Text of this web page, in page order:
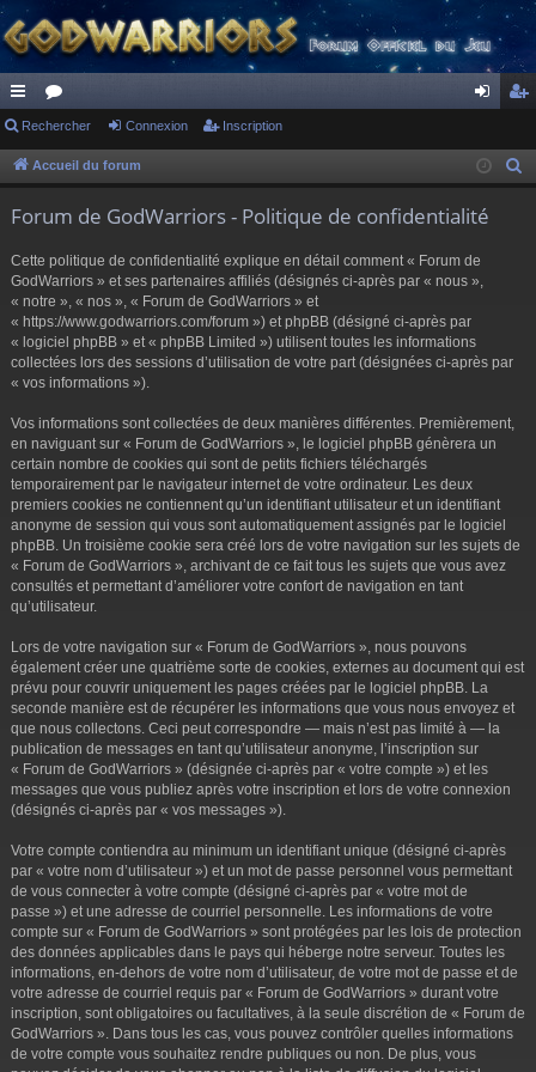
ac
co
s
or
u ne cri
Rechercher Connexion Inscription
Accueil du forum
Forum de GodWarriors - Politique de confidentialité
Cette politique de confidentialité explique en détail comment « Forum de
GodWarriors » et ses partenaires affiliés (désignés ci-après par « nous »,
« notre », « nos », « Forum de GodWarriors » et
« https://www.godwarriors.com/forum ») et phpBB (désigné ci-après par
« logiciel phpBB » et « phpBB Limited ») utilisent toutes les informations
collectées lors des sessions d’utilisation de votre part (désignées ci-après par
« vos informations »).
Vos informations sont collectées de deux manières différentes. Premièrement,
en naviguant sur « Forum de GodWarriors », le logiciel phpBB génèrera un
certain nombre de cookies qui sont de petits fichiers téléchargés
temporairement par le navigateur internet de votre ordinateur. Les deux
premiers cookies ne contiennent qu’un identifiant utilisateur et un identifiant
anonyme de session qui vous sont automatiquement assignés par le logiciel
phpBB. Un troisième cookie sera créé lors de votre navigation sur les sujets de
« Forum de GodWarriors », archivant de ce fait tous les sujets que vous avez
consultés et permettant d’améliorer votre confort de navigation en tant
qu’utilisateur.
Lors de votre navigation sur « Forum de GodWarriors », nous pouvons
également créer une quatrième sorte de cookies, externes au document qui est
prévu pour couvrir uniquement les pages créées par le logiciel phpBB. La
seconde manière est de récupérer les informations que vous nous envoyez et
que nous collectons. Ceci peut correspondre — mais n’est pas limité à — la
publication de messages en tant qu’utilisateur anonyme, l’inscription sur
« Forum de GodWarriors » (désignée ci-après par « votre compte ») et les
messages que vous publiez après votre inscription et lors de votre connexion
(désignés ci-après par « vos messages »).
Votre compte contiendra au minimum un identifiant unique (désigné ci-après
par « votre nom d’utilisateur ») et un mot de passe personnel vous permettant
de vous connecter à votre compte (désigné ci-après par « votre mot de
passe ») et une adresse de courriel personnelle. Les informations de votre
compte sur « Forum de GodWarriors » sont protégées par les lois de protection
des données applicables dans le pays qui héberge notre serveur. Toutes les
informations, en-dehors de votre nom d’utilisateur, de votre mot de passe et de
votre adresse de courriel requis par « Forum de GodWarriors » durant votre
inscription, sont obligatoires ou facultatives, à la seule discrétion de « Forum de
GodWarriors ». Dans tous les cas, vous pouvez contrôler quelles informations
de votre compte vous souhaitez rendre publiques ou non. De plus, vous